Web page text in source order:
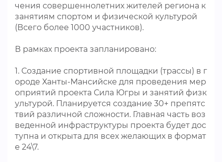
чения совершеннолетних жителей региона к
занятиям спортом и физической культурой
(Всего более 1000 участников).
В рамках проекта запланировано:
1. Создание спортивной площадки (трассы) в г
ороде Ханты-Мансийске для проведения мер
оприятий проекта Сила Югры и занятий физк
ультурой. Планируется создание 30+ препятс
твий различной сложности. Главная часть воз
веденной инфраструктуры проекта будет дос
тупна и открыта для всех желающих в формат
е 24\7.